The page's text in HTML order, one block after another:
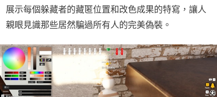
展示每個躲藏者的藏匿位置和改色成果的特寫，讓人
親眼見識那些居然騙過所有人的完美偽裝。